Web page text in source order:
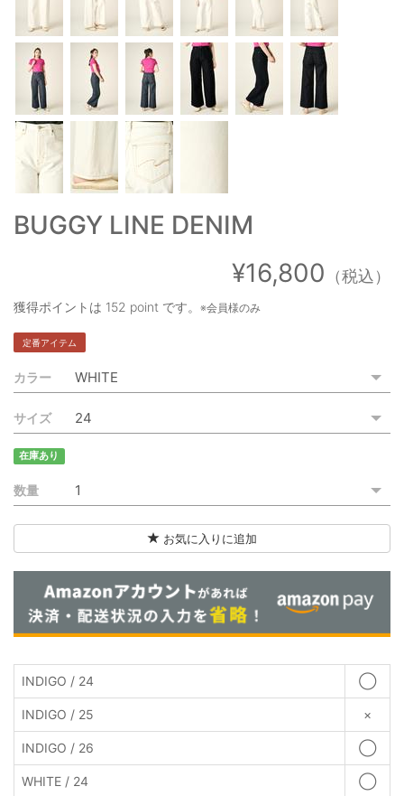
OUTERS : アウター
OUTLET : アウトレット
MENS : メンズ
LADIES : レディース
新規会員登録
BUGGY LINE DENIM
¥16,800 （税込）
獲得ポイントは 152 point です。 ※会員様のみ
定番アイテム
カラー
サイズ
在庫あり
数量
お気に入りに追加
INDIGO / 24 ◯
INDIGO / 25 ×
INDIGO / 26 ◯
WHITE / 24 ◯